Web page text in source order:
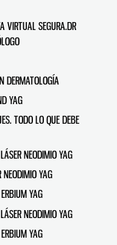
VIRTUAL SEGURA.DR
DERMATOLOGÍA
YAG
TODO LO QUE DEBE
NEODIMIO YAG
YAG
YAG
NEODIMIO YAG
YAG